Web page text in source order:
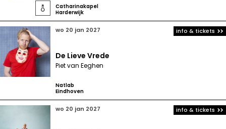

Catharinakapel
Harderwijk
wo 20 jan 2027
De Lieve Vrede
Piet van Eeghen
Natlab
Eindhoven
info & tickets
wo 20 jan 2027 info & tickets